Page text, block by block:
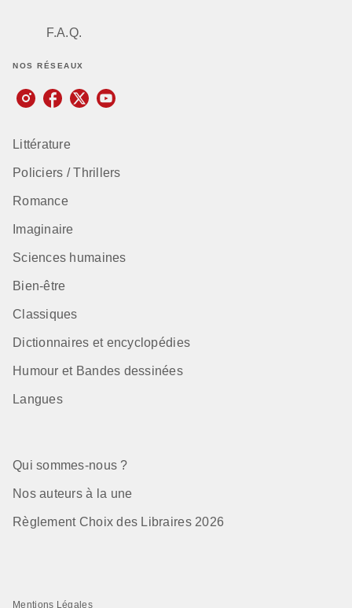
F.A.Q.
NOS RÉSEAUX
Littérature
Policiers / Thrillers
Romance
Imaginaire
Sciences humaines
Bien-être
Classiques
Dictionnaires et encyclopédies
Humour et Bandes dessinées
Langues
Qui sommes-nous ?
Nos auteurs à la une
Règlement Choix des Libraires 2026
Mentions Légales